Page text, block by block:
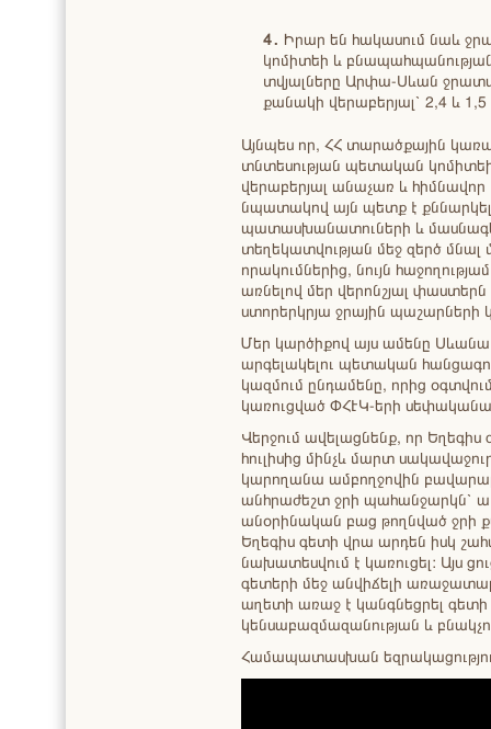
4․ Իրար են հակասում նաև
կոմիտեի և
տվյալները Արփա-Սևան
քանակի վերաբերյալ՝ 2,4 և
Այնպես որ, ՀՀ տարածքային
տնտեսության պետական
վերաբերյալ անաչառ և հիմնավոր
նպատակով այն պետք է քննարկել
պատասխանատուների և
տեղեկատվության մեջ զերծ
որակումներից, նույն
առնելով մեր վերոնշյալ
ստորերկրյա ջրային
Մեր կարծիքով այս ամենը
արգելակելու պետական
կազմում ընդամենը, որից
կառուցված ՓՀԷԿ-երի
Վերջում ավելացնենք, որ
հուլիսից մինչև մարտ
կարողանա ամբողջովին
անհրաժեշտ ջրի պահանջարկն՝
անօրինական բաց թողնված ջրի
Եղեգիս գետի վրա արդեն իսկ
նախատեսվում է կառուցել: Այս
գետերի մեջ անվիճելի
աղետի առաջ է կանգնեցրել
կենսաբազմազանության և
Համապատասխան